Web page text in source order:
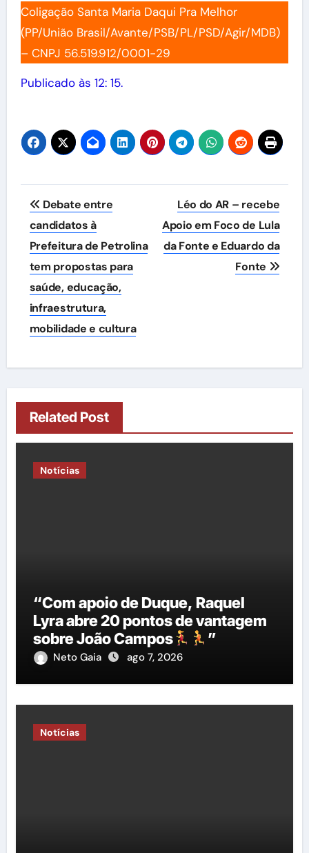
Coligação Santa Maria Daqui Pra Melhor
(PP/União Brasil/Avante/PSB/PL/PSD/Agir/MDB)
– CNPJ 56.519.912/0001-29
Publicado às 12: 15.
Navegação
de
Post
Debate entre
candidatos à
Prefeitura de Petrolina
tem propostas para
saúde, educação,
infraestrutura,
mobilidade e cultura
Léo do AR – recebe
Apoio em Foco de Lula
da Fonte e Eduardo da
Fonte
Related Post
Notícias
“Com apoio de Duque, Raquel
Lyra abre 20 pontos de vantagem
sobre João Campos
”
Neto Gaia ago 7, 2026
Notícias